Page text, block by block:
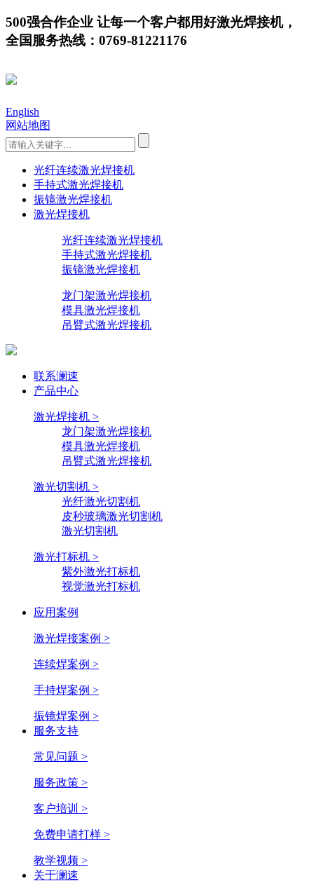
500强合作企业 让每一个客户都用好激光焊接机，
全国服务热线：0769-81221176
English
网站地图
光纤连续激光焊接机
手持式激光焊接机
振镜激光焊接机
激光焊接机
光纤连续激光焊接机
手持式激光焊接机
振镜激光焊接机
龙门架激光焊接机
模具激光焊接机
吊臂式激光焊接机
联系澜速
产品中心
激光焊接机 >
龙门架激光焊接机
模具激光焊接机
吊臂式激光焊接机
激光切割机 >
光纤激光切割机
皮秒玻璃激光切割机
激光切割机
激光打标机 >
紫外激光打标机
视觉激光打标机
应用案例
激光焊接案例 >
连续焊案例 >
手持焊案例 >
振镜焊案例 >
服务支持
常见问题 >
服务政策 >
客户培训 >
免费申请打样 >
教学视频 >
关于澜速